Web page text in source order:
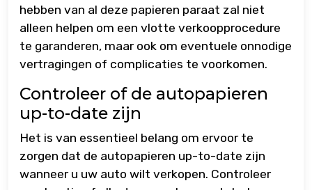
hebben van al deze papieren paraat zal niet
alleen helpen om een vlotte verkoopprocedure
te garanderen, maar ook om eventuele onnodige
vertragingen of complicaties te voorkomen.
Controleer of de autopapieren
up-to-date zijn
Het is van essentieel belang om ervoor te
zorgen dat de autopapieren up-to-date zijn
wanneer u uw auto wilt verkopen. Controleer